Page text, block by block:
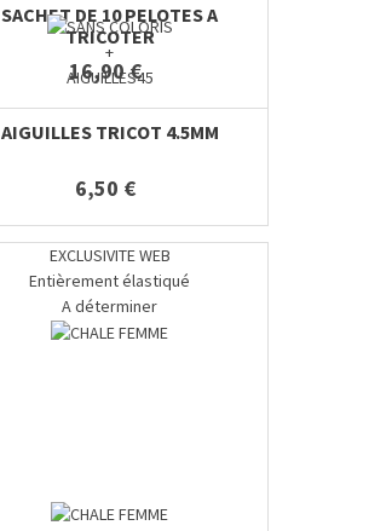
SACHET DE 10 PELOTES A
TRICOTER
16,90 €
+
AIGUILLES45
AIGUILLES TRICOT 4.5MM
6,50 €
EXCLUSIVITE WEB
Entièrement élastiqué
A déterminer